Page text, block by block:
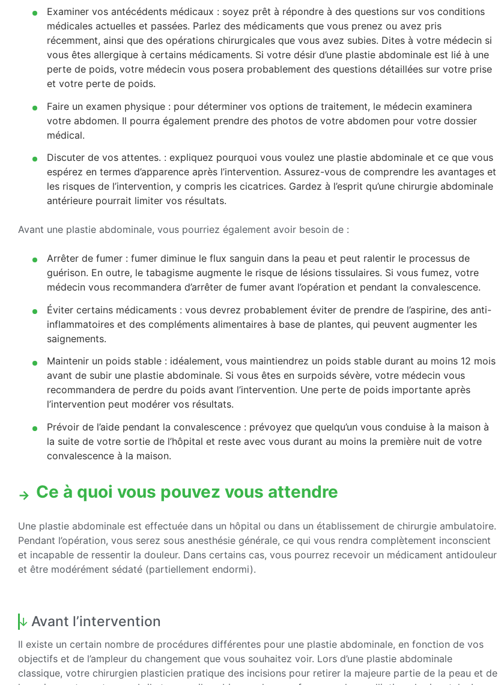
Examiner vos antécédents médicaux : soyez prêt à répondre à des questions sur vos conditions
médicales actuelles et passées. Parlez des médicaments que vous prenez ou avez pris
récemment, ainsi que des opérations chirurgicales que vous avez subies. Dites à votre médecin si
vous êtes allergique à certains médicaments. Si votre désir d’une plastie abdominale est lié à une
perte de poids, votre médecin vous posera probablement des questions détaillées sur votre prise
et votre perte de poids.
Faire un examen physique : pour déterminer vos options de traitement, le médecin examinera
votre abdomen. Il pourra également prendre des photos de votre abdomen pour votre dossier
médical.
Discuter de vos attentes. : expliquez pourquoi vous voulez une plastie abdominale et ce que vous
espérez en termes d’apparence après l’intervention. Assurez-vous de comprendre les avantages et
les risques de l’intervention, y compris les cicatrices. Gardez à l’esprit qu’une chirurgie abdominale
antérieure pourrait limiter vos résultats.
Avant une plastie abdominale, vous pourriez également avoir besoin de :
Arrêter de fumer : fumer diminue le flux sanguin dans la peau et peut ralentir le processus de
guérison. En outre, le tabagisme augmente le risque de lésions tissulaires. Si vous fumez, votre
médecin vous recommandera d’arrêter de fumer avant l’opération et pendant la convalescence.
Éviter certains médicaments : vous devrez probablement éviter de prendre de l’aspirine, des anti-
inflammatoires et des compléments alimentaires à base de plantes, qui peuvent augmenter les
saignements.
Maintenir un poids stable : idéalement, vous maintiendrez un poids stable durant au moins 12 mois
avant de subir une plastie abdominale. Si vous êtes en surpoids sévère, votre médecin vous
recommandera de perdre du poids avant l’intervention. Une perte de poids importante après
l’intervention peut modérer vos résultats.
Prévoir de l’aide pendant la convalescence : prévoyez que quelqu’un vous conduise à la maison à
la suite de votre sortie de l’hôpital et reste avec vous durant au moins la première nuit de votre
convalescence à la maison.
Ce à quoi vous pouvez vous attendre
Une plastie abdominale est effectuée dans un hôpital ou dans un établissement de chirurgie ambulatoire.
Pendant l’opération, vous serez sous anesthésie générale, ce qui vous rendra complètement inconscient
et incapable de ressentir la douleur. Dans certains cas, vous pourrez recevoir un médicament antidouleur
et être modérément sédaté (partiellement endormi).
Avant l’intervention
Il existe un certain nombre de procédures différentes pour une plastie abdominale, en fonction de vos
objectifs et de l’ampleur du changement que vous souhaitez voir. Lors d’une plastie abdominale
classique, votre chirurgien plasticien pratique des incisions pour retirer la majeure partie de la peau et de